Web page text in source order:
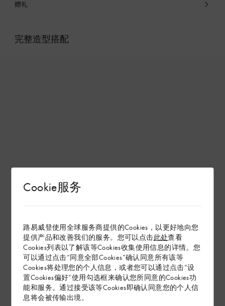
Cookie服务
路易威登使用全球服务商提供的Cookies，以更好地向您
提供产品和改善我们的服务。您可以点击此处查看
Cookies列表以了解该等Cookies收集使用信息的详情。您
可以通过点击“同意全部Cookies”确认同意所有该等
Cookies将处理您的个人信息，或者您可以通过点击“设
置Cookies偏好”使用勾选框来确认您所同意的Cookies功
能和服务。通过接受该等Cookies即确认同意您的个人信
息将会被传输出境。
赠礼
完整造型搭配